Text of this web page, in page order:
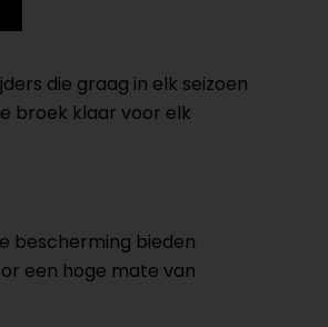
die graag in elk seizoen
broek klaar voor elk
bescherming bieden
een hoge mate van